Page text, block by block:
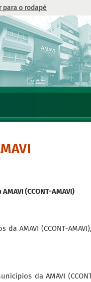
para o rodapé
(CCONT-AMAVI)
AMAVI (CCONT-
da AMAVI